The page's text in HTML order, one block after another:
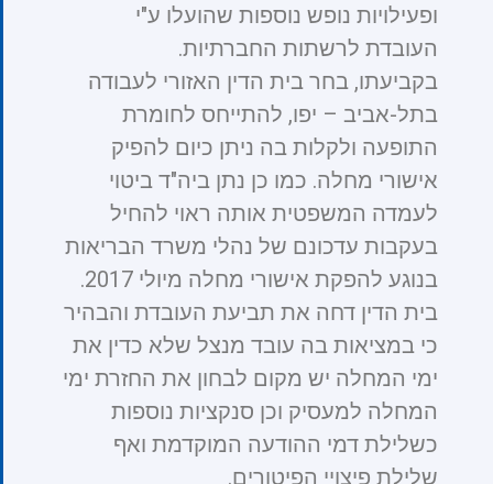
ופעילויות נופש נוספות שהועלו ע"י
העובדת לרשתות החברתיות.
בקביעתו, בחר בית הדין האזורי לעבודה
בתל-אביב – יפו, להתייחס לחומרת
התופעה ולקלות בה ניתן כיום להפיק
אישורי מחלה. כמו כן נתן ביה"ד ביטוי
לעמדה המשפטית אותה ראוי להחיל
בעקבות עדכונם של נהלי משרד הבריאות
בנוגע להפקת אישורי מחלה מיולי 2017.
בית הדין דחה את תביעת העובדת והבהיר
כי במציאות בה עובד מנצל שלא כדין את
ימי המחלה יש מקום לבחון את החזרת ימי
המחלה למעסיק וכן סנקציות נוספות
כשלילת דמי ההודעה המוקדמת ואף
שלילת פיצויי הפיטורים.